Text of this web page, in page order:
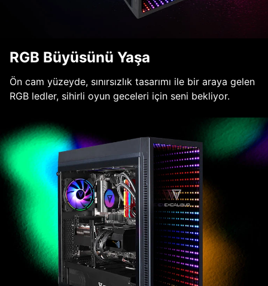
RGB Büyüsünü Yaşa
Ön cam yüzeyde, sınırsızlık tasarımı ile bir araya gelen
RGB ledler, sihirli oyun geceleri için seni bekliyor.